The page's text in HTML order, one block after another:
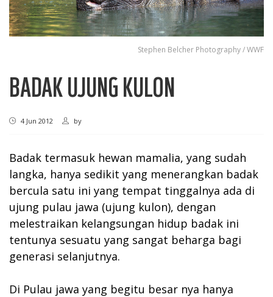
Stephen ​Belcher Photography / WWF
BADAK UJUNG KULON
4 Jun 2012 by
Badak termasuk hewan mamalia, yang sudah
langka, hanya sedikit yang menerangkan badak
bercula satu ini yang tempat tinggalnya ada di
ujung pulau jawa (ujung kulon), dengan
melestraikan kelangsungan hidup badak ini
tentunya sesuatu yang sangat beharga bagi
generasi selanjutnya.
Di Pulau jawa yang begitu besar nya hanya